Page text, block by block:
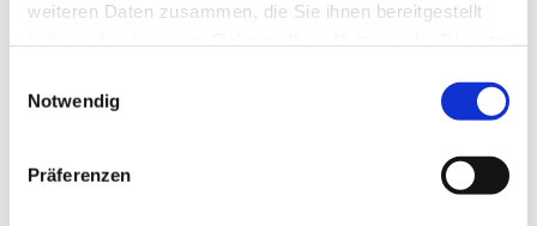
weiteren Daten zusammen, die Sie ihnen bereitgestellt
Notwendig
Präferenzen